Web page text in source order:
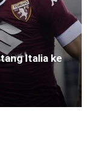
Italia ke